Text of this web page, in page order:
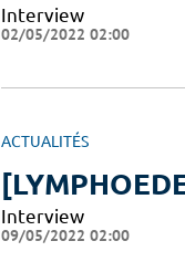
Interview
02/05/2022 02:00
ACTUALITÉS
Interview
09/05/2022 02:00